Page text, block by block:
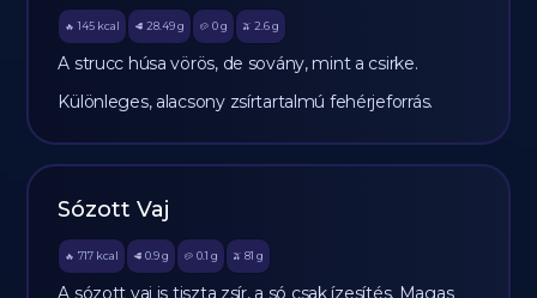
🔥 145 kcal 🥩 28.49 g 🥔 0g 🫒 2.6 g
A strucc húsa vörös, de sovány, mint a csirke.
Különleges, alacsony zsírtartalmú fehérjeforrás.
Sózott Vaj
🔥 717 kcal 🥩 0.9 g 🥔 0.1 g 🫒 81 g
A sózott vaj is tiszta zsír, a só csak ízesítés. Magas